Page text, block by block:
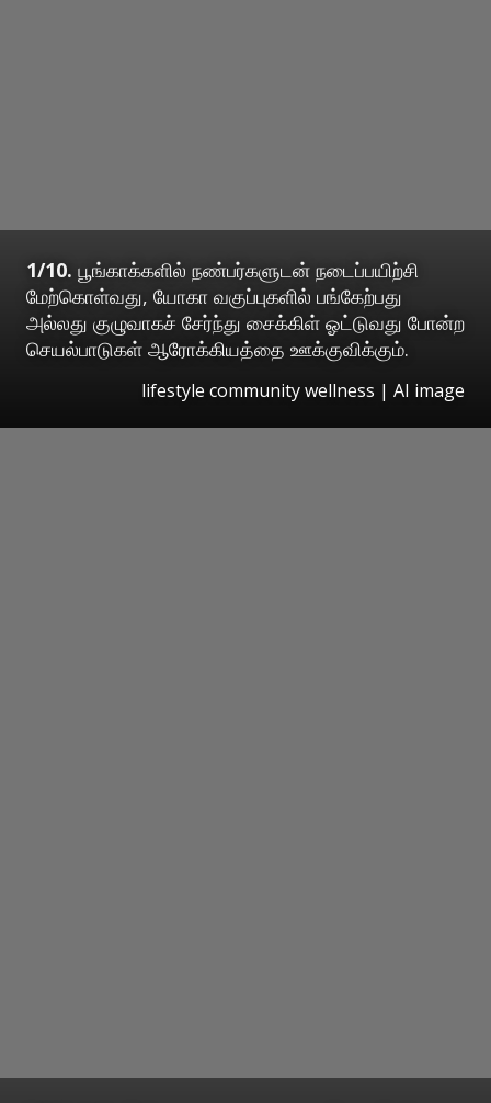
1/10. பூங்காக்களில் நண்பர்களுடன் நடைப்பயிற்சி
மேற்கொள்வது, யோகா வகுப்புகளில் பங்கேற்பது
அல்லது குழுவாகச் சேர்ந்து சைக்கிள் ஓட்டுவது போன்ற
செயல்பாடுகள் ஆரோக்கியத்தை ஊக்குவிக்கும்.
lifestyle community wellness | AI image